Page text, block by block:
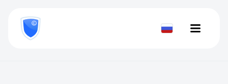
800
777-
81-Проверить